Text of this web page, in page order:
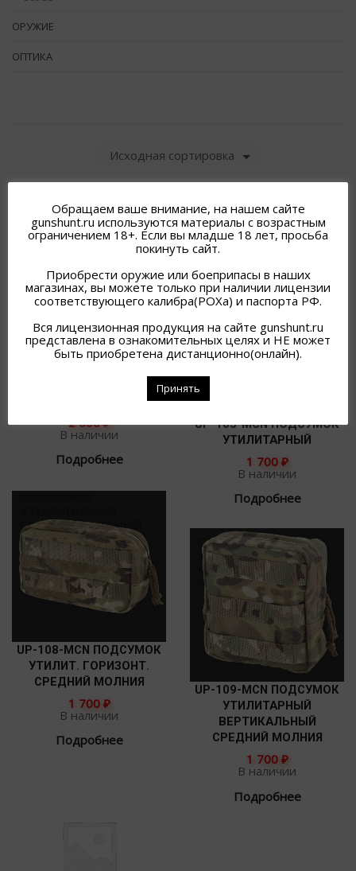
Исходная сортировка
UP-101-MCN ПОДСУМОК
АДМИНИСТРАТИВНЫЙ
2 600₽
В наличии
Подробнее
UP-105-MCN ПОДСУМОК
УТИЛИТАРНЫЙ
1 700 ₽
В наличии
Подробнее
UP-108-MCN ПОДСУМОК
УТИЛИТ. ГОРИЗОНТ.
СРЕДНИЙ МОЛНИЯ
1 700 ₽
В наличии
Подробнее
UP-109-MCN ПОДСУМОК
УТИЛИТАРНЫЙ
ВЕРТИКАЛЬНЫЙ
СРЕДНИЙ МОЛНИЯ
1 700 ₽
В наличии
Подробнее
ОРУЖИЕ
ОПТИКА
Обращаем ваше внимание, на нашем сайте
gunshunt.ru используются материалы с возрастным
ограничением 18+. Если вы младше 18 лет, просьба
покинуть сайт.
Приобрести оружие или боеприпасы в наших
магазинах, вы можете только при наличии лицензии
соответствующего калибра(РОХа) и паспорта РФ.
Вся лицензионная продукция на сайте gunshunt.ru
представлена в ознакомительных целях и НЕ может
быть приобретена дистанционно(онлайн).
Принять